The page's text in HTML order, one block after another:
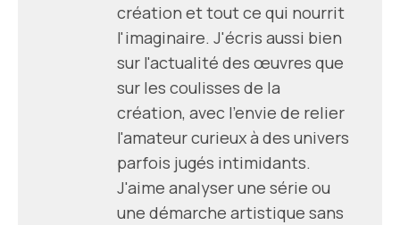
création et tout ce qui nourrit
l'imaginaire. J'écris aussi bien
sur l'actualité des œuvres que
sur les coulisses de la
création, avec l'envie de relier
l'amateur curieux à des univers
parfois jugés intimidants.
J'aime analyser une série ou
une démarche artistique sans